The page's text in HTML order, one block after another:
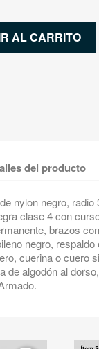
AL CARRITO
del producto
nylon negro,
clase 4 con
brazos
negro,
cuerina o cuero
de algodón al